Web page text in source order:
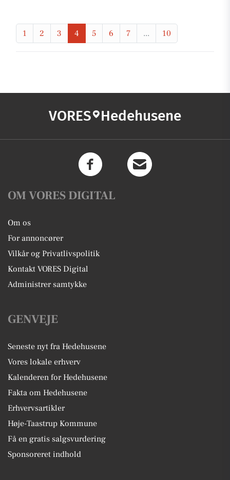
1 2 3 4 5 6 7 ... 10
VORES Hedehusene
OM VORES DIGITAL
Om os
For annoncører
Vilkår og Privatlivspolitik
Kontakt VORES Digital
Administrer samtykke
GENVEJE
Seneste nyt fra Hedehusene
Vores lokale erhverv
Kalenderen for Hedehusene
Fakta om Hedehusene
Erhvervsartikler
Høje-Taastrup Kommune
Få en gratis salgsvurdering
Sponsoreret indhold